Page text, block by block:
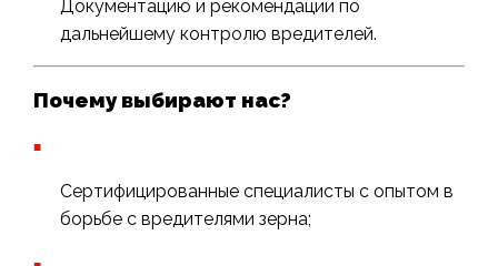
Документацию и рекомендации по
дальнейшему контролю вредителей.
Почему выбирают нас?
Сертифицированные специалисты с опытом в
борьбе с вредителями зерна;